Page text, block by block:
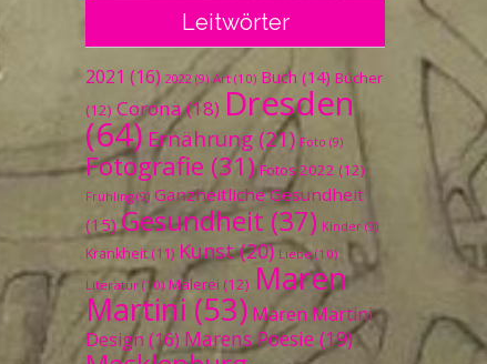
Leitwörter
2021 (16) 2022 (9) Art (10) Buch (14) Bücher
(12) Corona(18) Dresden
(64) Ernährung (21) Foto (9)
Fotografie (31) Fotos 2022 (12)
Frühling (9) Ganzheitliche Gesundheit
(15) Gesundheit (37) Kinder (9)
Krankheit (11) Kunst(20) Liebe(10)
Literatur (10) Malerei (12) Maren
Martini(53) Maren Martini
Design (16) Marens Poesie (19)